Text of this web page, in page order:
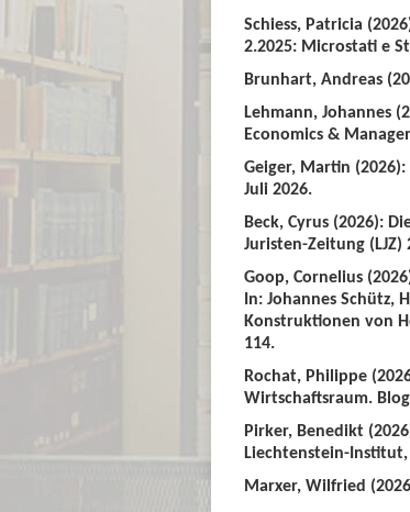
Schiess, Patricia
2.2025: Microstati e
Brunhart, Andreas
Lehmann, Johannes
Economics &
Geiger, Martin
Juli 2026.
Beck, Cyrus (2026):
Juristen-Zeitung (LJZ)
Goop, Cornelius
In: Johannes Schütz,
Konstruktionen von
114.
Rochat, Philippe
Wirtschaftsraum.
Pirker, Benedikt
Liechtenstein-
Marxer, Wilfried